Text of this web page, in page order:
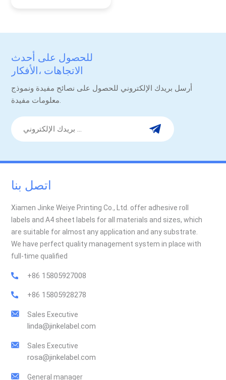
للحصول على أحدث
الاتجاهات ،الأفكار
أرسل بريدك الإلكتروني للحصول على نصائح مفيدة ونموذج
معلومات مفيدة.
اتصل بنا
Xiamen Jinke Weiye Printing Co., Ltd. offer adhesive roll
labels and A4 sheet labels for all materials and sizes, which
are suitable for almost any application and any substrate.
We have perfect quality management system in place with
full-time qualified
+86 15805927008
+86 15805928278
Sales Executive
linda@jinkelabel.com
Sales Executive
rosa@jinkelabel.com
General manager